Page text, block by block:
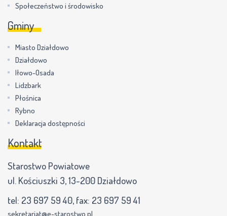
Społeczeństwo i środowisko
Gminy
Miasto Działdowo
Działdowo
Iłowo-Osada
Lidzbark
Płośnica
Rybno
Deklaracja dostępności
Kontakt
Starostwo Powiatowe
ul. Kościuszki 3, 13-200 Działdowo
tel: 23 697 59 40, fax: 23 697 59 41
sekretariat@e-starostwo.pl